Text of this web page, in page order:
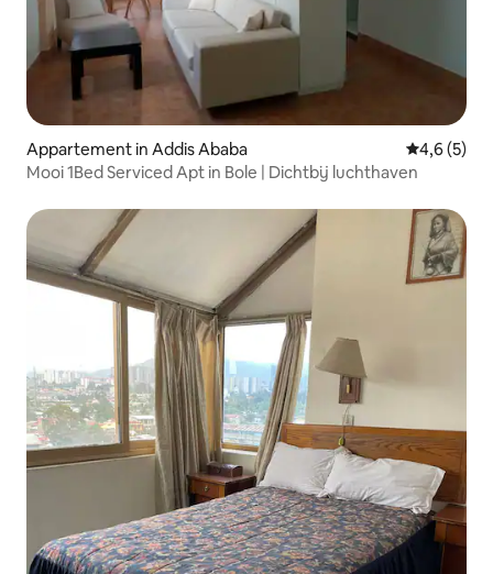
Appartement in Addis Ababa
4,6 (5)
Mooi 1Bed Serviced Apt in Bole | Dichtbij luchthaven